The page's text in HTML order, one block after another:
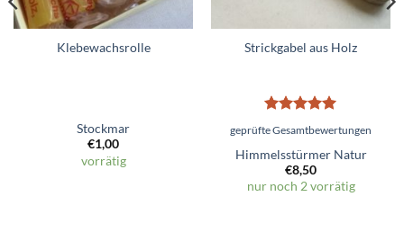
Klebewachsrolle
Stockmar
€1,00
vorrätig
Strickgabel aus Holz
Bewertet
mit5von
5
geprüfte Gesamtbewertungen
Himmelsstürmer Natur
€8,50
nur noch 2 vorrätig